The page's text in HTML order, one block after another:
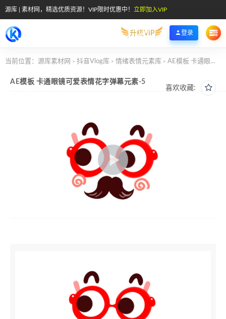
源库 | 素材网，精选优质资源！VIP限时优惠中！ 立即加入VIP
升级VIP 登录
当前位置： 源库素材网 > 抖音Vlog库 > 情绪表情元素库 > AE模板 卡通眼镜可爱表情花字弹幕元素-5
喜欢收藏:
AE模板 卡通眼镜可爱表情花字弹幕元素-5